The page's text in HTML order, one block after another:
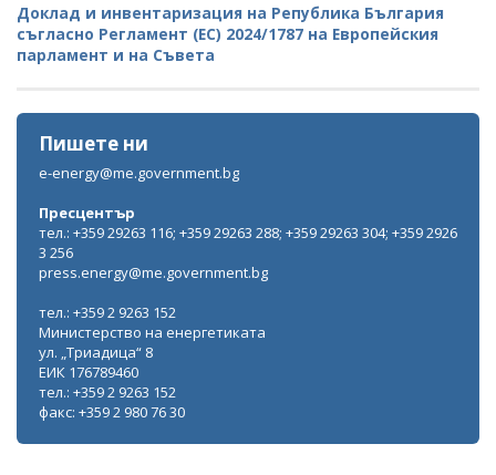
Доклад и инвентаризация на Република България
съгласно Регламент (ЕС) 2024/1787 на Европейския
парламент и на Съвета
Пишете ни
e-energy@me.government.bg
Пресцентър
тел.: +359 29263 116; +359 29263 288; +359 29263 304; +359 2926
3 256
press.energy@me.government.bg
тел.: +359 2 9263 152
Министерство на енергетиката
ул. „Триадица“ 8
ЕИК 176789460
тел.: +359 2 9263 152
факс: +359 2 980 76 30